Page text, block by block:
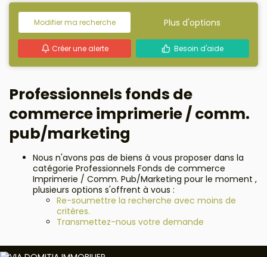
Rejoindre le groupement
Estimation
Modifier ma recherche Plus d'options
Créer une alerte Besoin d'aide
Professionnels fonds de
commerce imprimerie / comm.
pub/marketing
Nous n'avons pas de biens à vous proposer dans la
catégorie Professionnels Fonds de commerce
Imprimerie / Comm. Pub/Marketing pour le moment ,
plusieurs options s'offrent à vous :
Re-soumettre la recherche avec moins de
critères.
Transmettez-nous votre demande